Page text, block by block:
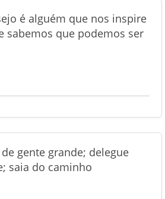
é alguém que nos inspire
sabemos que podemos ser
gente grande; delegue
saia do caminho